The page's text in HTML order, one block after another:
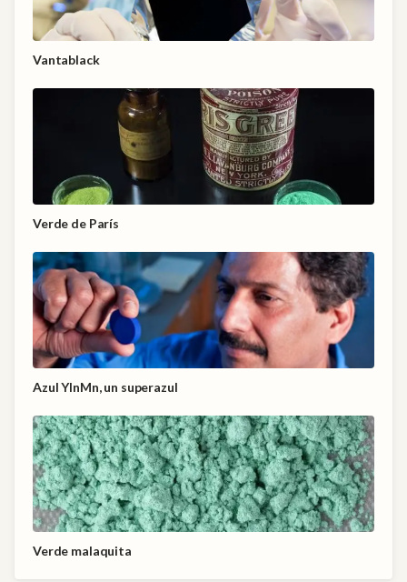
Vantablack
Verde de París
Azul YInMn, un superazul
Verde malaquita